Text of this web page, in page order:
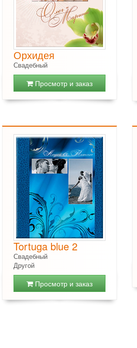
Орхидея
Свадебный
Просмотр и заказ
Tortuga blue 2
Свадебный
Другой
Просмотр и заказ